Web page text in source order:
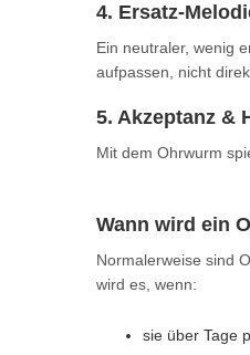
4. Ersatz-
Ein neutraler, wenig
aufpassen, nicht
5. Akzeptanz &
Mit dem Ohrwurm
Wann wird ein
Normalerweise sind
wird es, wenn:
sie über Tage